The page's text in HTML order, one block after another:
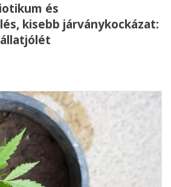
és
kisebb járványkockázat: